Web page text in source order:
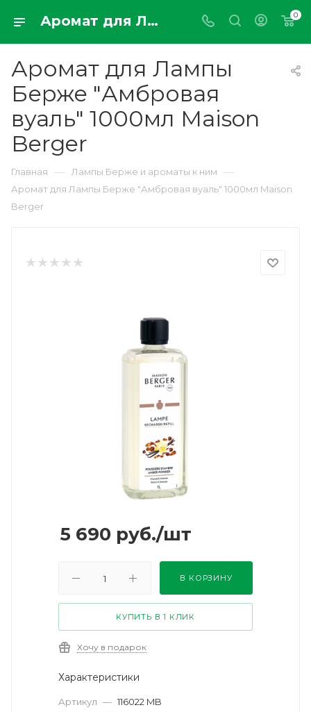
Аромат для Лампы Берже "Амбровая вуаль" 1000мл Maison Berger 0
Аромат для Лампы
Берже "Амбровая
вуаль" 1000мл Maison
Berger
Главная — Лампы Берже и ароматы к ним —
Аромат для Лампы Берже "Амбровая вуаль" 1000мл Maison
Berger
5 690 руб./шт
В КОРЗИНУ
КУПИТЬ В 1 КЛИК
Хочу в подарок
Характеристики
Артикул — 116022 MB